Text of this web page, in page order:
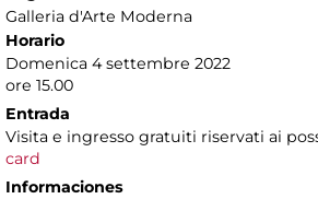
Galleria d'Arte Moderna
Horario
Domenica 4 settembre 2022
ore 15.00
Entrada
Visita e ingresso gratuiti riservati ai
card
Informaciones